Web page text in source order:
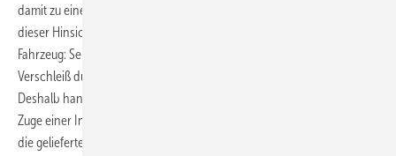
damit zu einer Betriebsunterbrechung führt. Der Saugschlauch ist in
dieser Hinsicht vergleichbar mit Reifen oder Bremsbelägen beim
Fahrzeug: Selbst die Verwendung des besten Materials kann
Verschleiß durch mechanische Beanspruchung nicht verhindern.
Deshalb handelt verantwortlich, wer als Betreiber Fachkundige im
Zuge einer Inspektion regelmäßig einen Blick darauf werfen lässt und
die gelieferten Brennstoffmengen notiert. Ein weiterer Aspekt ist die